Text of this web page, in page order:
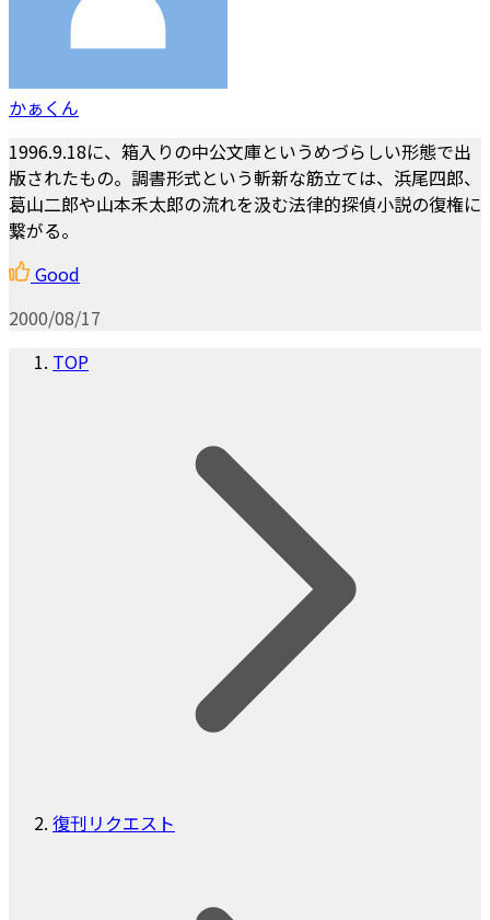
かぁくん
1996.9.18に、箱入りの中公文庫というめづらしい形態で出
版されたもの。調書形式という斬新な筋立ては、浜尾四郎、
葛山二郎や山本禾太郎の流れを汲む法律的探偵小説の復権に
繋がる。
Good
2000/08/17
TOP
復刊リクエスト